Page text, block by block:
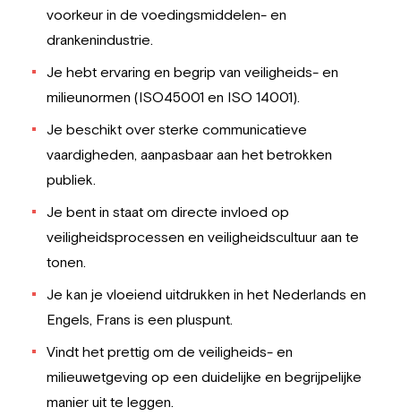
voorkeur in de voedingsmiddelen- en
drankenindustrie.
Je hebt ervaring en begrip van veiligheids- en
milieunormen (ISO45001 en ISO 14001).
Je beschikt over sterke communicatieve
vaardigheden, aanpasbaar aan het betrokken
publiek.
Je bent in staat om directe invloed op
veiligheidsprocessen en veiligheidscultuur aan te
tonen.
Je kan je vloeiend uitdrukken in het Nederlands en
Engels, Frans is een pluspunt.
Vindt het prettig om de veiligheids- en
milieuwetgeving op een duidelijke en begrijpelijke
manier uit te leggen.